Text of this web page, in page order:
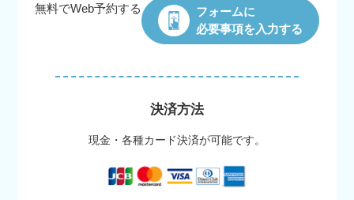
無料でWeb予約する
フォームに
必要事項を入力する
決済方法
現金・各種カード決済が可能です。